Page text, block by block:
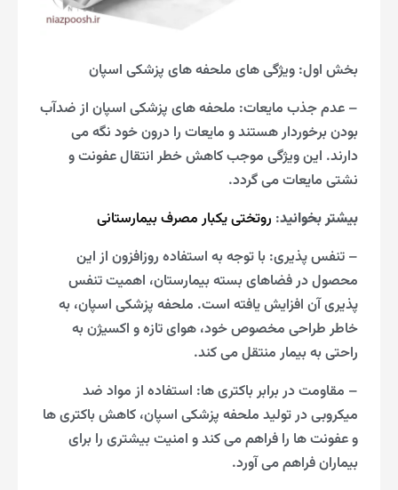
بخش اول: ویژگی های ملحفه های پزشکی اسپان
– عدم جذب مایعات: ملحفه های پزشکی اسپان از ضدآب
بودن برخوردار هستند و مایعات را درون خود نگه می
دارند. این ویژگی موجب کاهش خطر انتقال عفونت و
نشتی مایعات می گردد.
بیشتر بخوانید: روتختی یکبار مصرف بیمارستانی
– تنفس پذیری: با توجه به استفاده روزافزون از این
محصول در فضاهای بسته بیمارستان، اهمیت تنفس
پذیری آن افزایش یافته است. ملحفه پزشکی اسپان، به
خاطر طراحی مخصوص خود، هوای تازه و اکسیژن به
راحتی به بیمار منتقل می کند.
– مقاومت در برابر باکتری ها: استفاده از مواد ضد
میکروبی در تولید ملحفه پزشکی اسپان، کاهش باکتری ها
و عفونت ها را فراهم می کند و امنیت بیشتری را برای
بیماران فراهم می آورد.